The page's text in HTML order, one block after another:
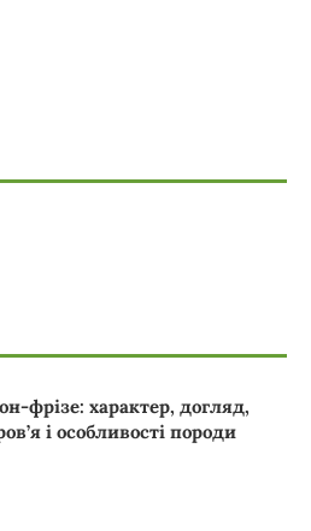
фрізе: характер, догляд,
і особливості породи